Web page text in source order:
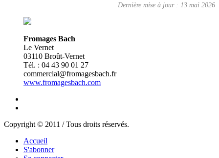
Dernière mise à jour : 13 mai 2026
Fromages Bach
Le Vernet
03110 Broût-Vernet
Tél. : 04 43 90 01 27
commercial@fromagesbach.fr
www.fromagesbach.com
Copyright © 2011 / Tous droits réservés.
Accueil
S'abonner